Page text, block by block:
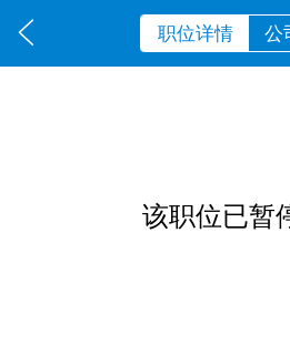
职位详情 公
该职位已暂